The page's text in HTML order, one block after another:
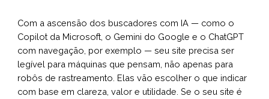
Com a ascensão dos buscadores com IA — como o
Copilot da Microsoft, o Gemini do Google e o ChatGPT
com navegação, por exemplo — seu site precisa ser
legível para máquinas que pensam, não apenas para
robôs de rastreamento. Elas vão escolher o que indicar
com base em clareza, valor e utilidade. Se o seu site é